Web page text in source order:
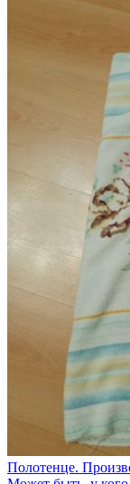
Полотенце.